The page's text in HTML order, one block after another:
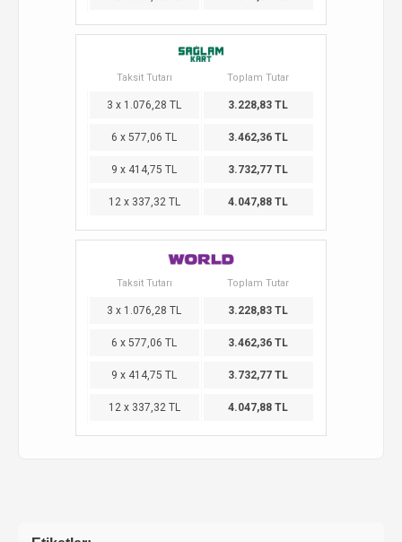
Taksit Tutarı Toplam Tutar
3 x 1.076,28 TL 3.228,83 TL
6 x 577,06 TL 3.462,36 TL
9 x 414,75 TL 3.732,77 TL
12 x 337,32 TL 4.047,88 TL
Taksit Tutarı Toplam Tutar
3 x 1.076,28 TL 3.228,83 TL
6 x 577,06 TL 3.462,36 TL
9 x 414,75 TL 3.732,77 TL
12 x 337,32 TL 4.047,88 TL